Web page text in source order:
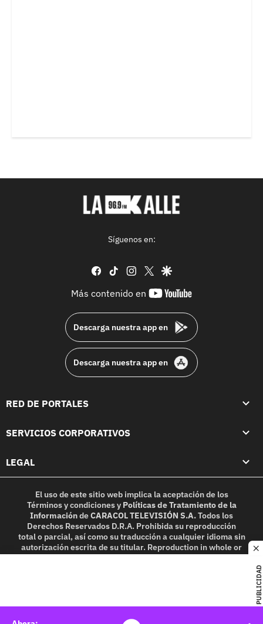
PUBLICIDAD
Síguenos en:
facebook
tiktok instagram
twittergoogle
Más contenido en
youtube-
Descarga nuestra app en
Descarga nuestra app en
RED DE PORTALES
SERVICIOS CORPORATIVOS
LEGAL
El uso de este sitio web implica la aceptación de los
Términos y condicionesy Políticas de Tratamiento de la
InformacióndeCARACOL TELEVISIÓN S.A.Todos los
Derechos Reservados D.R.A. Prohibida su reproducción
total o parcial, así como su traducción a cualquier idioma sin
autorización escrita de su titular. Reproduction in whole or
in part, or translation without written permission is